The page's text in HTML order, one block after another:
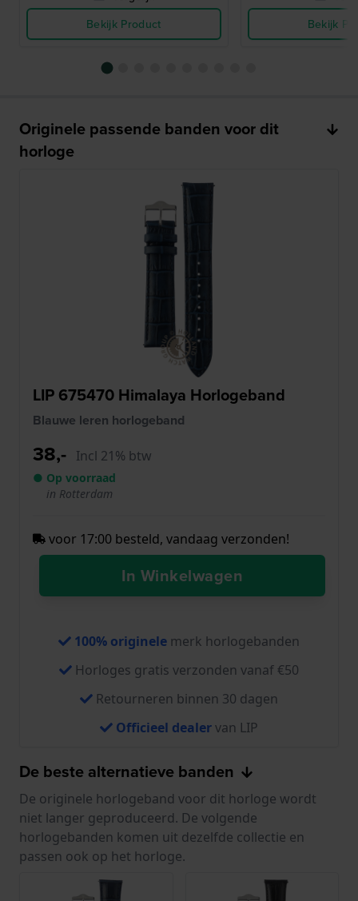
Bekijk Product
Bekijk
Originele passende banden voor dit
horloge
LIP 675470 Himalaya Horlogeband
Blauwe leren horlogeband
38,- Incl 21% btw
● Op voorraad
in Rotterdam
voor 17:00 besteld, vandaag verzonden!
In Winkelwagen
100% originele merk horlogebanden
Horloges gratis verzonden vanaf €50
Retourneren binnen 30 dagen
Officieel dealervan LIP
De beste alternatieve banden
De originele horlogeband voor dit horloge wordt
niet langer geproduceerd. De volgende
horlogebanden komen uit dezelfde collectie en
passen ook op het horloge.